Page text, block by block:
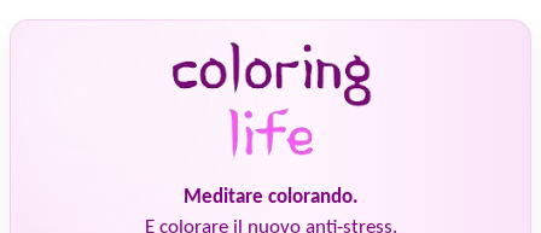
Meditare colorando.
E colorare il nuovo anti-stress.